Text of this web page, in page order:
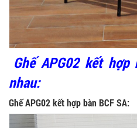
Ghế APG02 kết
nhau:
Ghế APG02 kết hợp bàn BCF SA: